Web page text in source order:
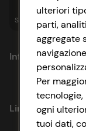
Spesa online
Informazioni
Privacy Policy
Cookie Policy
Link utili
ulteriori
parti,
aggregate
Per
tecnologie,
ogni
tuoi dati,